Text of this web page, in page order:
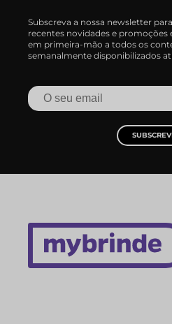
Subscreva a nossa newsletter
recentes novidades e promoções
em primeira-mão a todos os
semanalmente disponibilizados